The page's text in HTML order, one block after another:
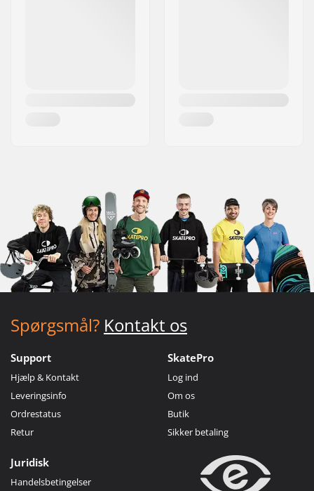
Spørgsmål? Kontakt os
Support
Hjælp & Kontakt
Leveringsinfo
Ordrestatus
Retur
SkatePro
Log ind
Om os
Butik
Sikker betaling
Juridisk
Handelsbetingelser